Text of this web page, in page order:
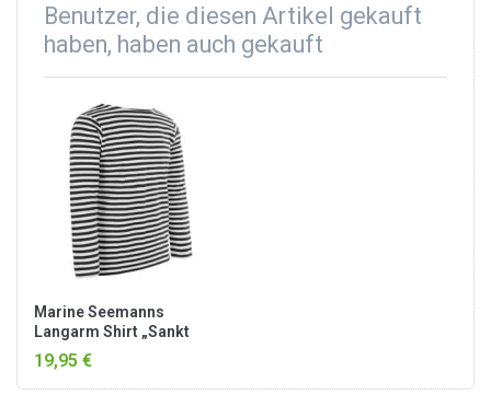
Benutzer, die diesen Artikel gekauft
haben, haben auch gekauft
Marine Seemanns
Langarm Shirt „Sankt
Petersburg“ Marine/Weiß
19,95 €